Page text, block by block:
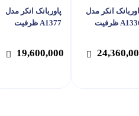
انکر مدل
A1336 ظرفیت
پاوربانک انکر مدل
A1377 ظرفیت
19,600,000